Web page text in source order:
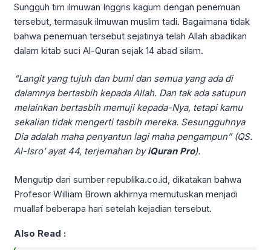
Sungguh tim ilmuwan Inggris kagum dengan penemuan
tersebut, termasuk ilmuwan muslim tadi. Bagaimana tidak
bahwa penemuan tersebut sejatinya telah Allah abadikan
dalam kitab suci Al-Quran sejak 14 abad silam.
“Langit yang tujuh dan bumi dan semua yang ada di
dalamnya bertasbih kepada Allah. Dan tak ada satupun
melainkan bertasbih memuji kepada-Nya, tetapi kamu
sekalian tidak mengerti tasbih mereka. Sesungguhnya
Dia adalah maha penyantun lagi maha pengampun” (QS.
Al-Isro’ ayat 44, terjemahan byiQuran Pro).
Mengutip dari sumber republika.co.id, dikatakan bahwa
Profesor William Brown akhirnya memutuskan menjadi
muallaf beberapa hari setelah kejadian tersebut.
Also Read :